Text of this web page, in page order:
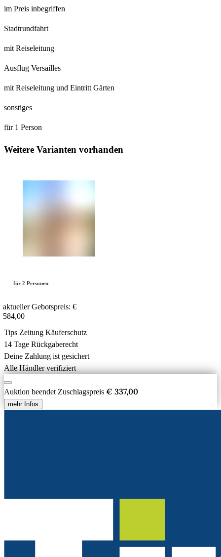
im Preis inbegriffen
Stadtrundfahrt
mit Reiseleitung
Ausflug Versailles
mit Reiseleitung und Eintritt Gärten
sonstiges
für 1 Person
Weitere Varianten vorhanden
für 2 Personen
aktueller Gebotspreis: €
584,00
Tips Zeitung Käuferschutz
14 Tage Rückgaberecht
Deine Zahlung ist gesichert
Alle Händler verifiziert
Auktion beendet Zuschlagspreis € 337,00
mehr Infos